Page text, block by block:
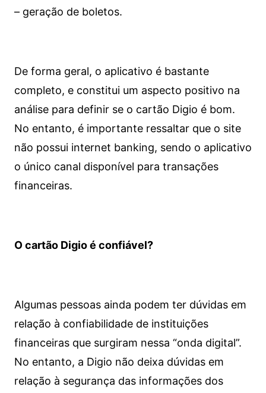
– geração de boletos.
De forma geral, o aplicativo é bastante
completo, e constitui um aspecto positivo na
análise para definir se o cartão Digio é bom.
No entanto, é importante ressaltar que o site
não possui internet banking, sendo o aplicativo
o único canal disponível para transações
financeiras.
O cartão Digio é confiável?
Algumas pessoas ainda podem ter dúvidas em
relação à confiabilidade de instituições
financeiras que surgiram nessa “onda digital”.
No entanto, a Digio não deixa dúvidas em
relação à segurança das informações dos